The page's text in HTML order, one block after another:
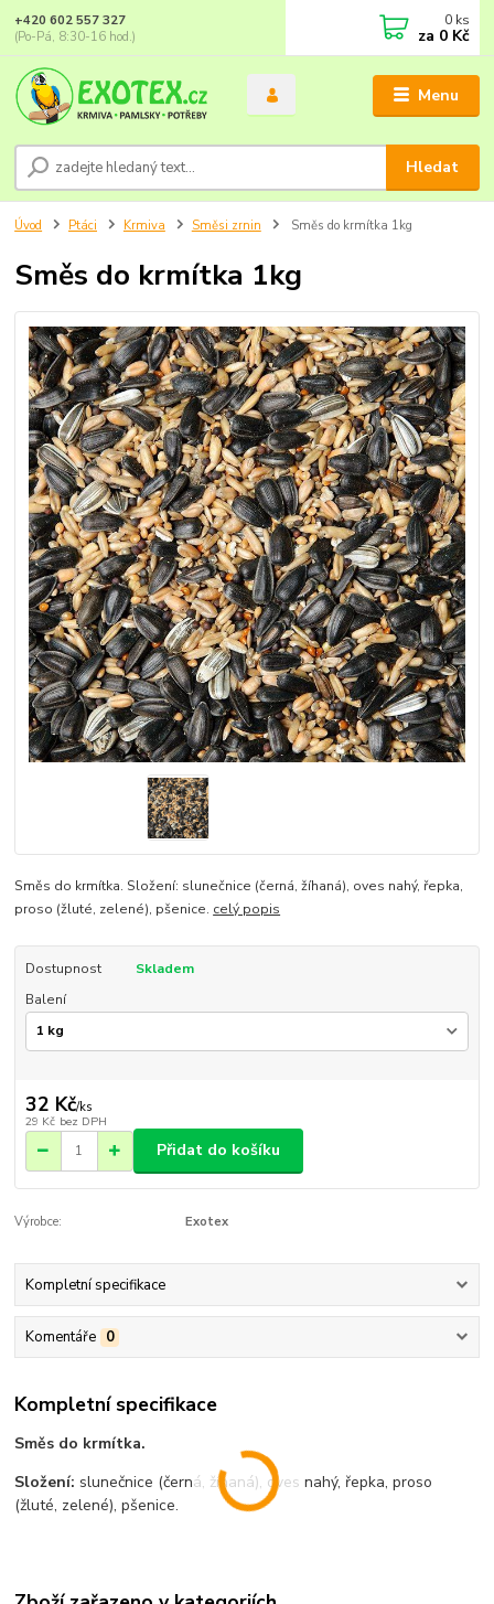
Menu
Hledat
+420 602 557 327
(Po-Pá, 8:30-16 hod.)
0 ks
za 0 Kč
Úvod Ptáci Krmiva Směsi zrnin Směs do krmítka 1kg
Směs do krmítka 1kg
Směs do krmítka. Složení: slunečnice (černá, žíhaná), oves nahý, řepka,
proso (žluté, zelené), pšenice. celý popis
Dostupnost
Skladem
Balení
32 Kč/ks
29 Kč bez DPH
Přidat do košíku
Výrobce: Exotex
Kompletní specifikace
Komentáře 0
Kompletní specifikace
Směs do krmítka.
Složení: slunečnice (černá, žíhaná), oves nahý, řepka, proso
(žluté, zelené), pšenice.